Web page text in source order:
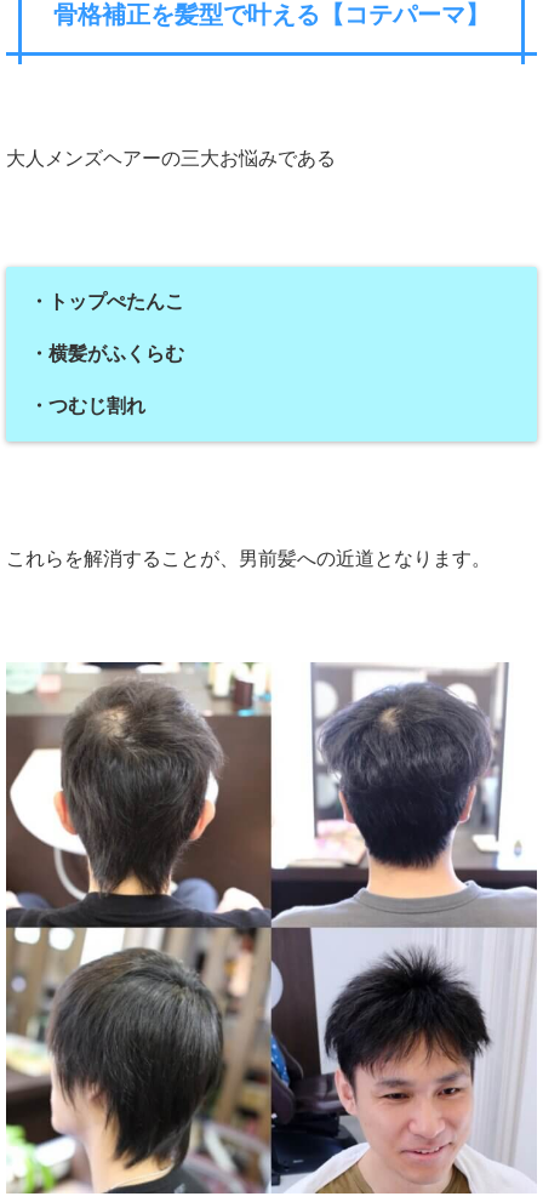
骨格補正を髪型で叶える【コテパーマ】
大人メンズヘアーの三大お悩みである
・トップぺたんこ
・横髪がふくらむ
・つむじ割れ
これらを解消することが、男前髪への近道となります。